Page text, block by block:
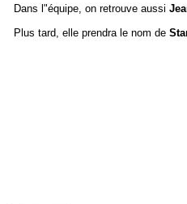
Dans l"équipe, on retrouve aussi
Plus tard, elle prendra le nom de